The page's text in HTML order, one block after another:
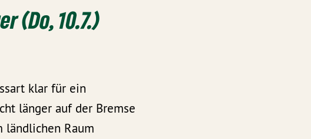
(Do, 10.7.)
klar für ein
länger auf der Bremse
ländlichen Raum